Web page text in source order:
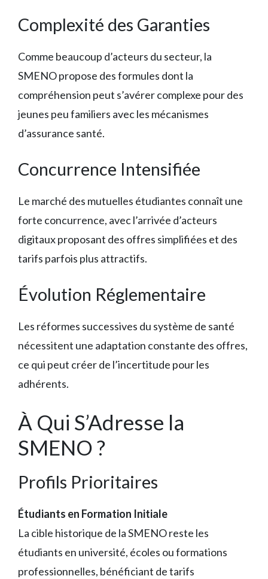
Complexité des Garanties
Comme beaucoup d’acteurs du secteur, la
SMENO propose des formules dont la
compréhension peut s’avérer complexe pour des
jeunes peu familiers avec les mécanismes
d’assurance santé.
Concurrence Intensifiée
Le marché des mutuelles étudiantes connaît une
forte concurrence, avec l’arrivée d’acteurs
digitaux proposant des offres simplifiées et des
tarifs parfois plus attractifs.
Évolution Réglementaire
Les réformes successives du système de santé
nécessitent une adaptation constante des offres,
ce qui peut créer de l’incertitude pour les
adhérents.
À Qui S’Adresse la
SMENO ?
Profils Prioritaires
Étudiants en Formation Initiale
La cible historique de la SMENO reste les
étudiants en université, écoles ou formations
professionnelles, bénéficiant de tarifs